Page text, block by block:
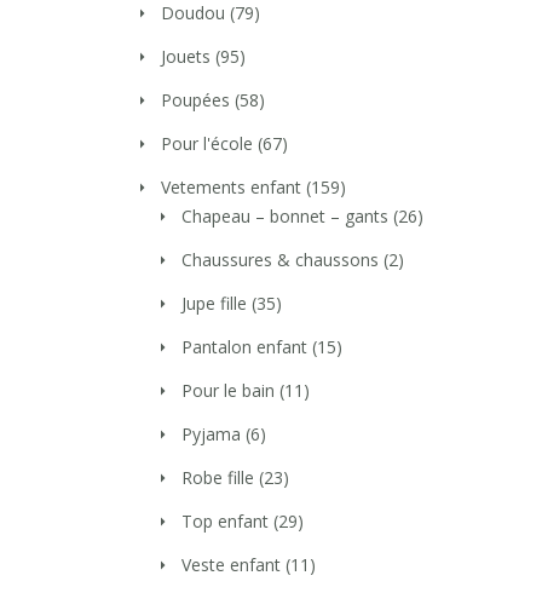
Doudou (79)
Jouets (95)
Poupées (58)
Pour l'école (67)
Vetements enfant (159)
Chapeau – bonnet – gants (26)
Chaussures & chaussons (2)
Jupe fille (35)
Pantalon enfant (15)
Pour le bain (11)
Pyjama (6)
Robe fille (23)
Top enfant (29)
Veste enfant (11)